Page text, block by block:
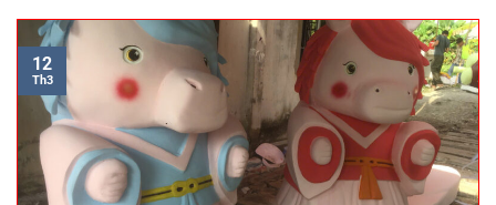
12
Th3